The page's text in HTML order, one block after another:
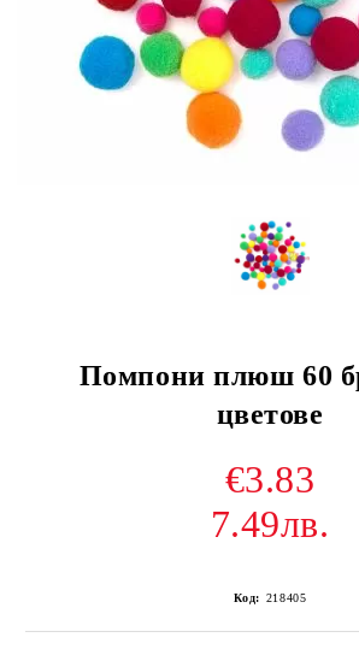
Помпони плюш 60
цветове
€3.83
7.49лв.
Код: 218405